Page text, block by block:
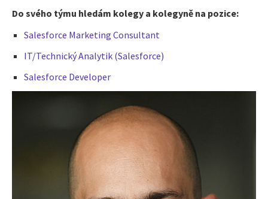
Do svého týmu hledám kolegy a kolegyně na pozice:
Salesforce Marketing Consultant
IT/Technický Analytik (Salesforce)
Salesforce Developer